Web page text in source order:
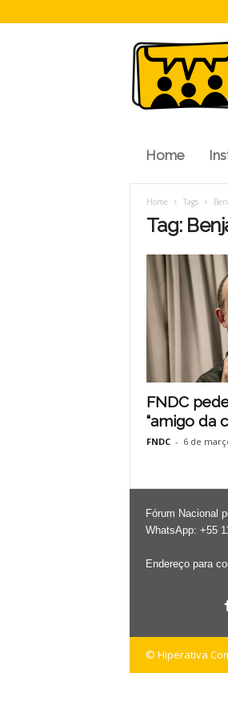
N
D
C
Home
Home Tags
Tag:
FNDC
“amigo da
FNDC - 6 de
Fórum Nacional
WhatsApp: +55
Endereço para
© Hiperativa